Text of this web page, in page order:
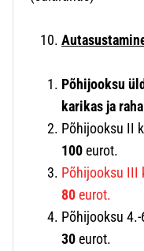
Põhijooksu
karikas ja
Põhijooksu II
100eurot.
Põhijooksu III
80eurot.
Põhijooksu
30eurot.